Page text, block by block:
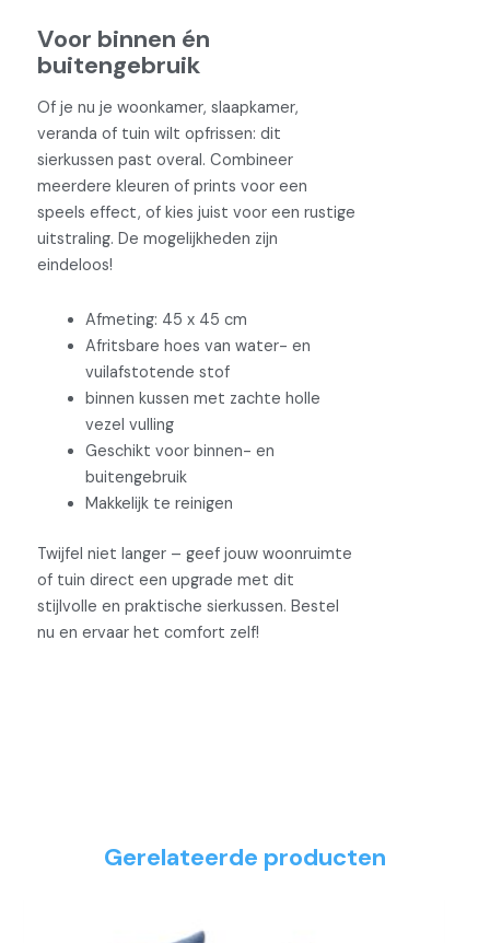
Voor binnen én
buitengebruik
Of je nu je woonkamer, slaapkamer,
veranda of tuin wilt opfrissen: dit
sierkussen past overal. Combineer
meerdere kleuren of prints voor een
speels effect, of kies juist voor een rustige
uitstraling. De mogelijkheden zijn
eindeloos!
Afmeting: 45 x 45 cm
Afritsbare hoes van water- en
vuilafstotende stof
binnen kussen met zachte holle
vezel vulling
Geschikt voor binnen- en
buitengebruik
Makkelijk te reinigen
Twijfel niet langer – geef jouw woonruimte
of tuin direct een upgrade met dit
stijlvolle en praktische sierkussen. Bestel
nu en ervaar het comfort zelf!
Gerelateerde producten